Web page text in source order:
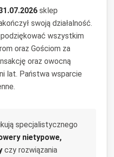
sklep
swoją działalność.
wszystkim
oraz Gościom za
oraz owocną
lat. Państwa wsparcie
specjalistycznego
nietypowe,
czy rozwiązania